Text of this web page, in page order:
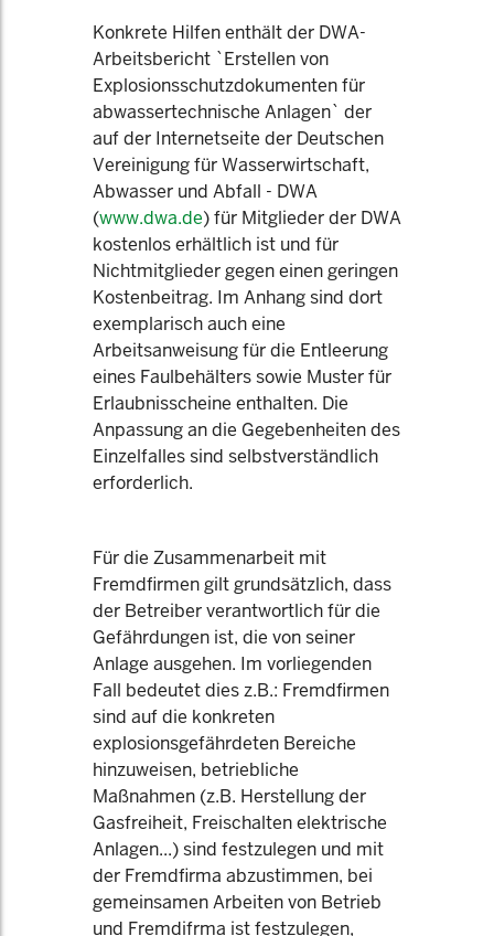
Konkrete Hilfen enthält der DWA-
Arbeitsbericht `Erstellen von
Explosionsschutzdokumenten für
abwassertechnische Anlagen` der
auf der Internetseite der Deutschen
Vereinigung für Wasserwirtschaft,
Abwasser und Abfall - DWA
(www.dwa.de) für Mitglieder der DWA
kostenlos erhältlich ist und für
Nichtmitglieder gegen einen geringen
Kostenbeitrag. Im Anhang sind dort
exemplarisch auch eine
Arbeitsanweisung für die Entleerung
eines Faulbehälters sowie Muster für
Erlaubnisscheine enthalten. Die
Anpassung an die Gegebenheiten des
Einzelfalles sind selbstverständlich
erforderlich.
Für die Zusammenarbeit mit
Fremdfirmen gilt grundsätzlich, dass
der Betreiber verantwortlich für die
Gefährdungen ist, die von seiner
Anlage ausgehen. Im vorliegenden
Fall bedeutet dies z.B.: Fremdfirmen
sind auf die konkreten
explosionsgefährdeten Bereiche
hinzuweisen, betriebliche
Maßnahmen (z.B. Herstellung der
Gasfreiheit, Freischalten elektrische
Anlagen...) sind festzulegen und mit
der Fremdfirma abzustimmen, bei
gemeinsamen Arbeiten von Betrieb
und Fremdifrma ist festzulegen,